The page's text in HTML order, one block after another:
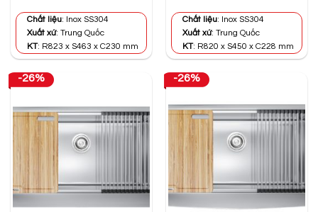
6.280.000₫.
Chất liệu: Inox SS304
Xuất xứ: Trung Quốc
KT: R823 x S463 x C230 mm
6.750.000₫.
Chất liệu: Inox SS304
Xuất xứ: Trung Quốc
KT: R820 x S450 x C228 mm
-26% -26%